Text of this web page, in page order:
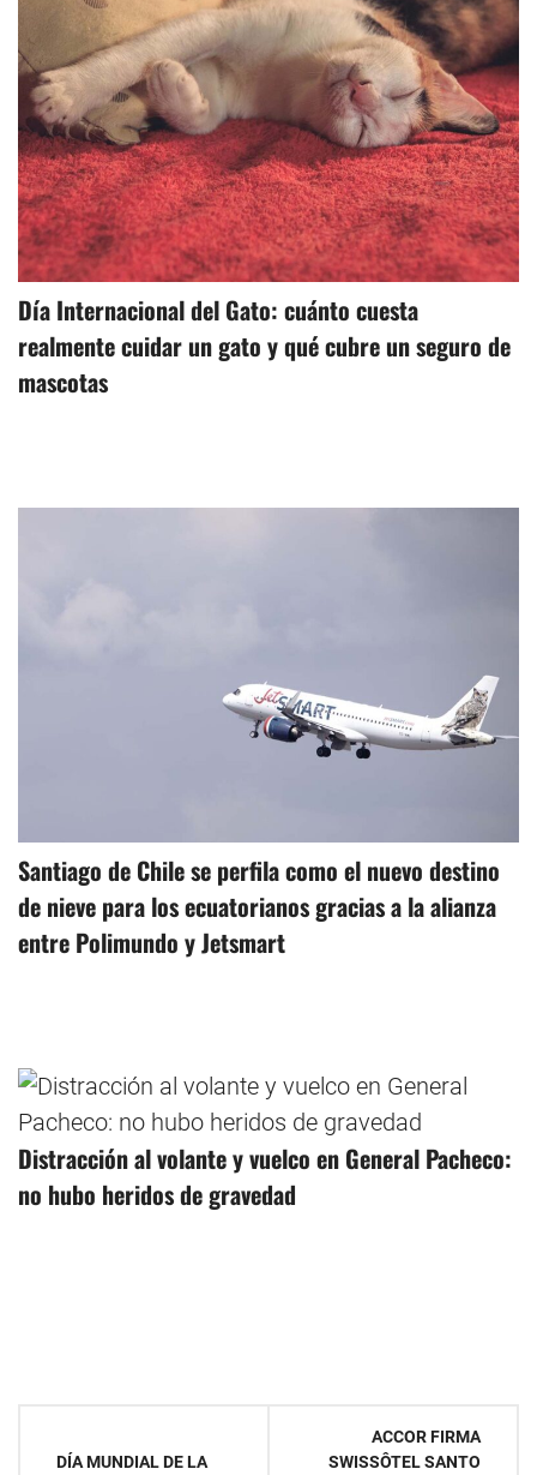
Día Internacional del Gato: cuánto cuesta
realmente cuidar un gato y qué cubre un seguro de
mascotas
Santiago de Chile se perfila como el nuevo destino
de nieve para los ecuatorianos gracias a la alianza
entre Polimundo y Jetsmart
Distracción al volante y vuelco en General Pacheco:
no hubo heridos de gravedad
DÍA MUNDIAL DE LA
ACCOR FIRMA
SWISSÔTEL SANTO